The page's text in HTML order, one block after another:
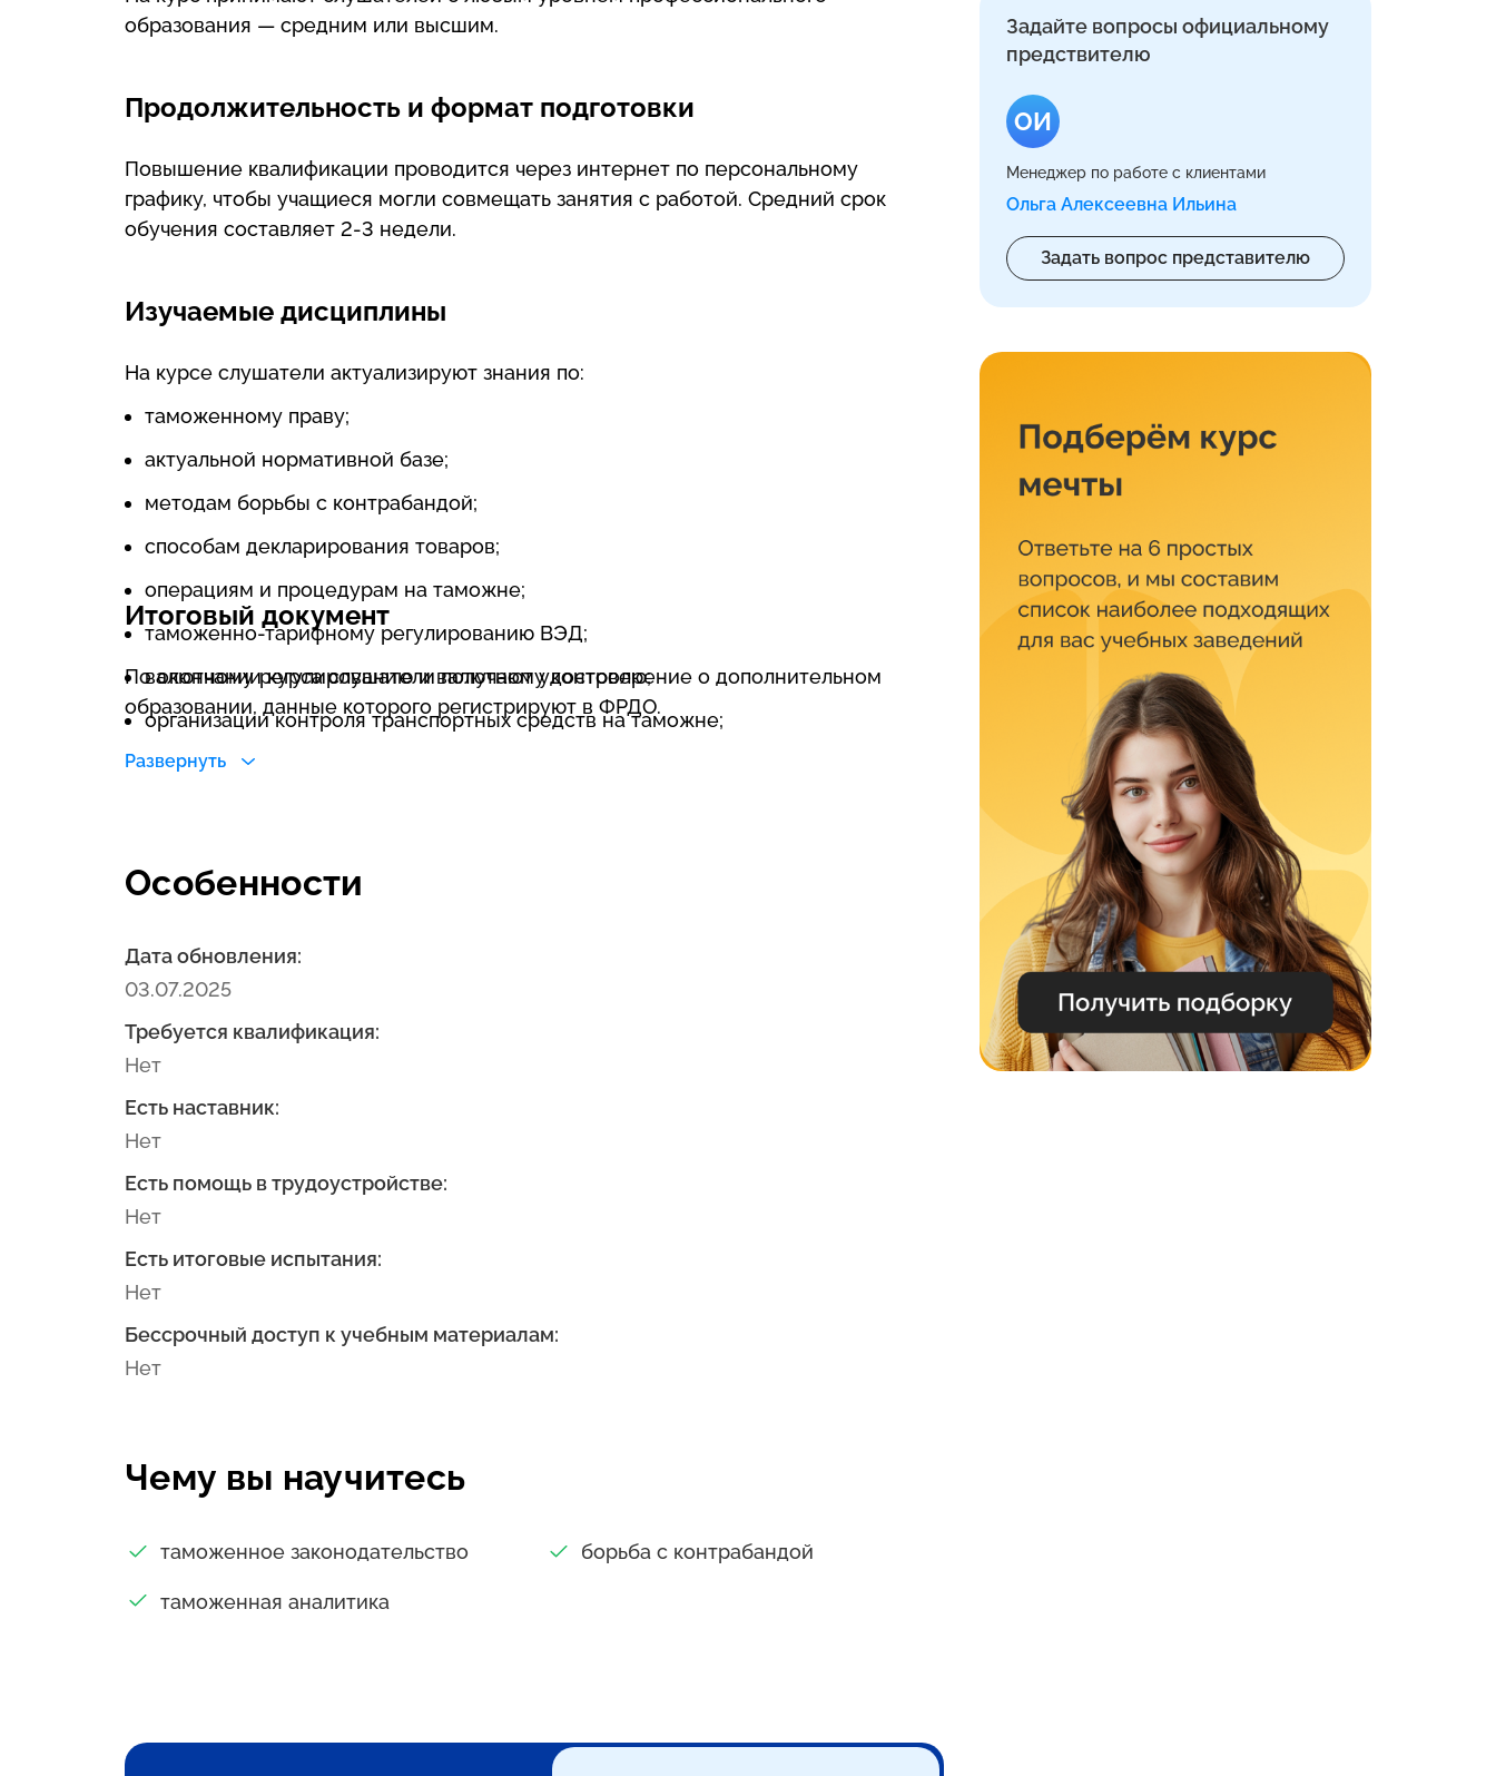
образования — средним или высшим.
Продолжительность и формат подготовки
Повышение квалификации проводится через интернет по персональному
графику, чтобы учащиеся могли совмещать занятия с работой. Средний срок
обучения составляет 2-3 недели.
Изучаемые дисциплины
На курсе слушатели актуализируют знания по:
таможенному праву;
актуальной нормативной базе;
методам борьбы с контрабандой;
способам декларирования товаров;
операциям и процедурам на таможне;
таможенно-тарифному регулированию ВЭД;
валютному регулированию и валютному контролю;
организации контроля транспортных средств на таможне;
методам конфискации незаконно транспортируемых товаров.
Итоговый документ
По окончании курса слушатели получают удостоверение о дополнительном
образовании, данные которого регистрируют в ФРДО.
Развернуть
Особенности
Дата обновления:
03.07.2025
Требуется квалификация:
Нет
Есть наставник:
Нет
Есть помощь в трудоустройстве:
Нет
Есть итоговые испытания:
Нет
Бессрочный доступ к учебным материалам:
Нет
Чему вы научитесь
таможенное законодательство борьба с контрабандой
таможенная аналитика
Задайте вопросы официальному
предствителю
ОИ
Менеджер по работе с клиентами
Ольга Алексеевна Ильина
Задать вопрос представителю